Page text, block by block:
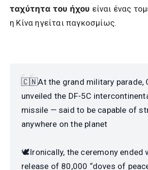
ταχύτητα του ήχου είναι ένας
η Κίνα ηγείται παγκοσμίως.
🇨🇳At the grand military parade,
unveiled the DF-5C
missile — said to be capable of
anywhere on the planet
🕊️Ironically, the ceremony ended
release of 80,000 “doves of